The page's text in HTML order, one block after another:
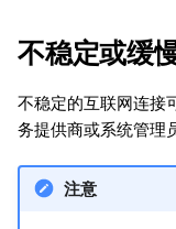
搜
索
不支持美国用户
为什么不支持美国
地区检测
不稳定或缓
不稳定的互联网连接
务提供商或系统管理
注意